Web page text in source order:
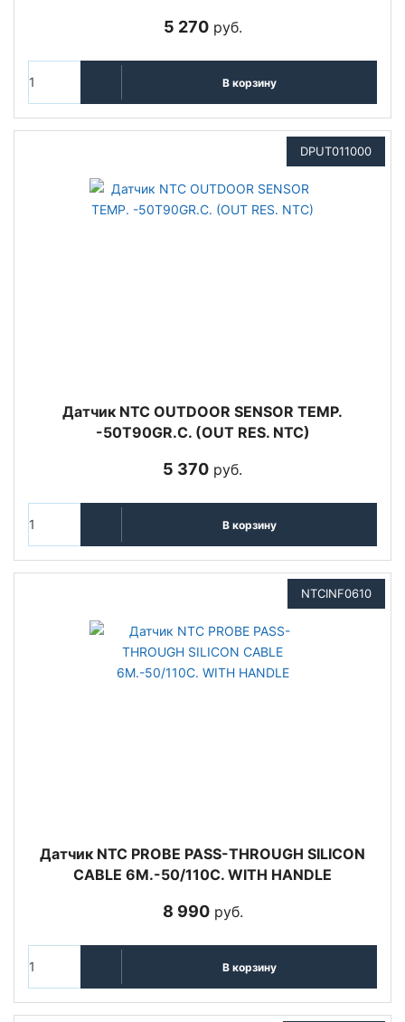
5 270руб.
В корзину
DPUT011000
Датчик NTC OUTDOOR SENSOR TEMP.
-50T90GR.C. (OUT RES. NTC)
5 370 руб.
В корзину
NTCINF0610
Датчик NTC PROBE PASS-THROUGH SILICON
CABLE 6M.-50/110C. WITH HANDLE
8 990руб.
В корзину